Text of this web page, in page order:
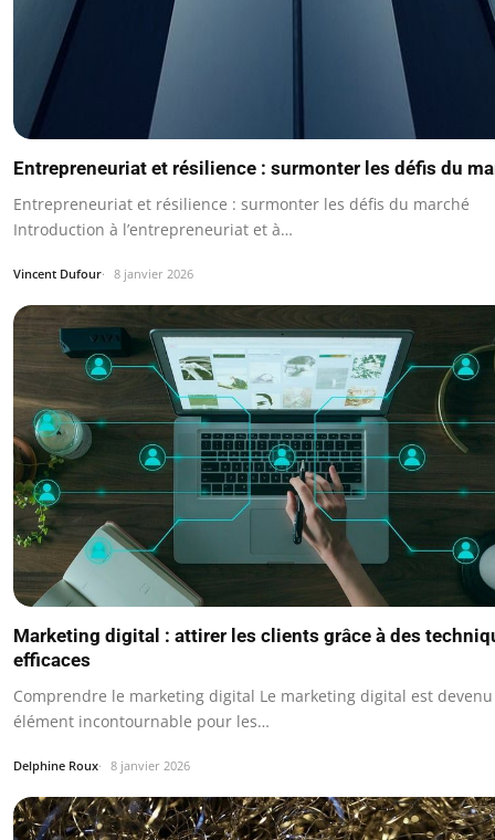
Entrepreneuriat et résilience : surmonter les défis du
Entrepreneuriat et résilience : surmonter les défis du marché
Introduction à l’entrepreneuriat et à…
Vincent Dufour 8 janvier 2026
Marketing digital : attirer les clients grâce à des
efficaces
Comprendre le marketing digital Le marketing digital est
élément incontournable pour les…
Delphine Roux 8 janvier 2026